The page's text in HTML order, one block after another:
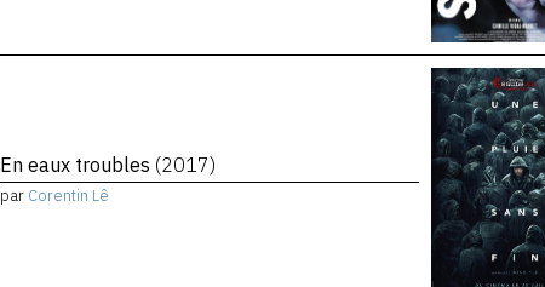
En eaux troubles (2017)
par Corentin Lê